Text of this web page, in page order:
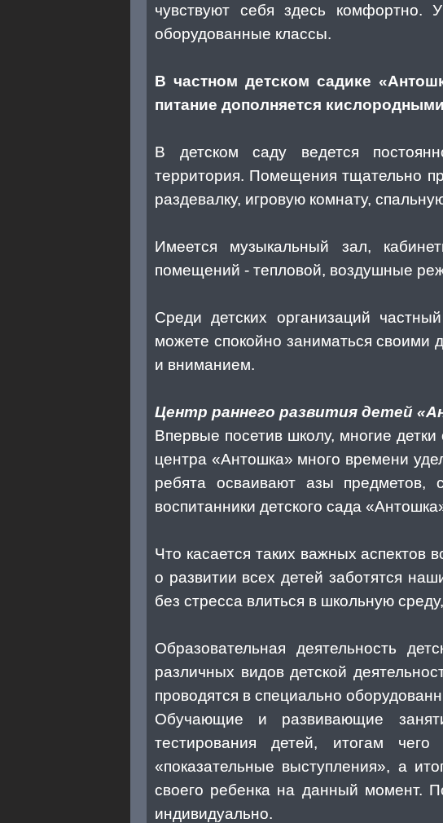
чувствуют себя здесь
оборудованные классы.
В частном детском садике
питание дополняется
В детском саду ведется
территория. Помещения тщательно
раздевалку, игровую комнату,
Имеется музыкальный зал,
помещений - тепловой, воздушные
Среди детских организаций
можете спокойно заниматься
и вниманием.
Центр раннего развития детей
Впервые посетив школу, многие
центра «Антошка» много времени
ребята осваивают азы предметов,
воспитанники детского сада
Что касается таких важных аспектов
о развитии всех детей заботятся
без стресса влиться в школьную
Образовательная деятельность
различных видов детской
проводятся в специально
Обучающие и развивающие
тестирования детей, итогам
«показательные выступления», а
своего ребенка на данный момент.
индивидуально.